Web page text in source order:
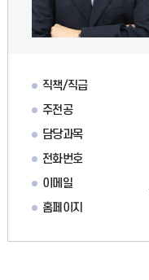
직책/직급
주전공
담당과목
전화번호
이메일
홈페이지